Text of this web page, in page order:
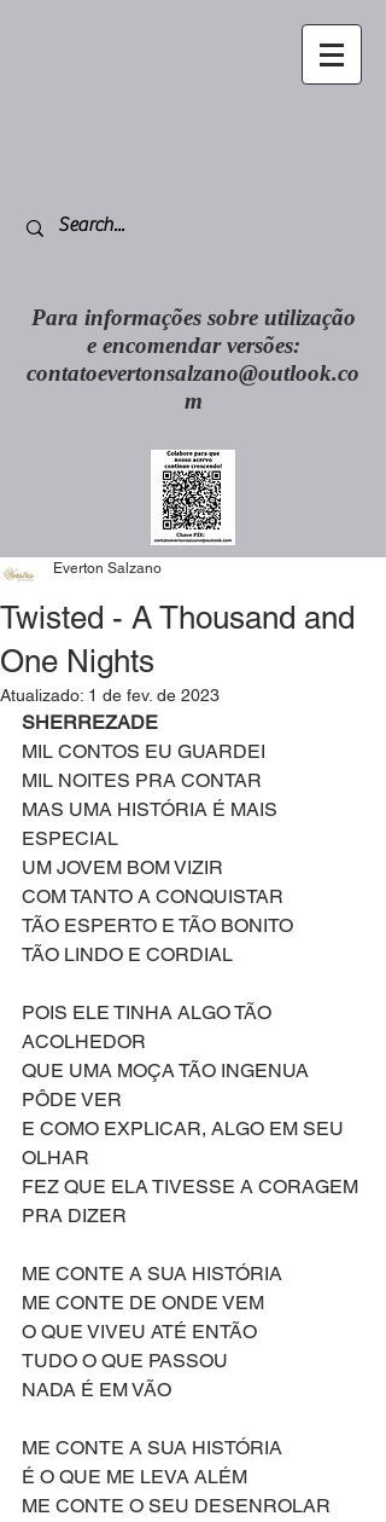
Para informações sobre utilização
e encomendar versões:
contatoevertonsalzano@outlook.co
m
Twisted - A Thousand and
One Nights
Everton Salzano
Atualizado: 1 de fev. de 2023
SHERREZADE
MIL CONTOS EU GUARDEI
MIL NOITES PRA CONTAR
MAS UMA HISTÓRIA É MAIS
ESPECIAL
UM JOVEM BOM VIZIR
COM TANTO A CONQUISTAR
TÃO ESPERTO E TÃO BONITO
TÃO LINDO E CORDIAL
POIS ELE TINHA ALGO TÃO
ACOLHEDOR
QUE UMA MOÇA TÃO INGENUA
PÔDE VER
E COMO EXPLICAR, ALGO EM SEU
OLHAR
FEZ QUE ELA TIVESSE A CORAGEM
PRA DIZER
ME CONTE A SUA HISTÓRIA
ME CONTE DE ONDE VEM
O QUE VIVEU ATÉ ENTÃO
TUDO O QUE PASSOU
NADA É EM VÃO
ME CONTE A SUA HISTÓRIA
É O QUE ME LEVA ALÉM
ME CONTE O SEU DESENROLAR